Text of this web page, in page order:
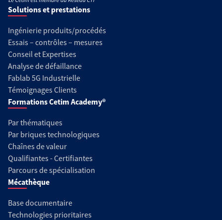
Solutions et prestations
Ingénierie produits/procédés
Essais – contrôles – mesures
Conseil et Expertises
Analyse de défaillance
Fablab 5G Industrielle
Témoignages Clients
Formations Cetim Academy®
Par thématiques
Par briques technologiques
Chaînes de valeur
Qualifiantes - Certifiantes
Parcours de spécialisation
Mécathèque
Base documentaire
Technologies prioritaires